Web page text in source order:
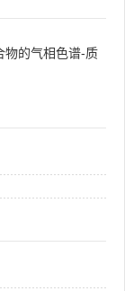
物的气相色谱-质